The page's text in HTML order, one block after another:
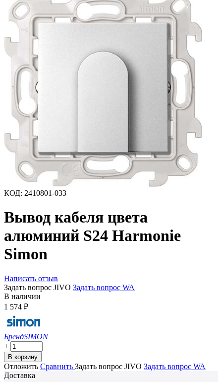
КОД: 2410801-033
Вывод кабеля цвета
алюминий S24 Harmonie
Simon
Написать отзыв
Задать вопрос JIVO Задать вопрос WA
В наличии
1 574 ₽
БрендSIMON
+
−
В корзину
Отложить Сравнить Задать вопрос JIVO Задать вопрос WA
Доставка